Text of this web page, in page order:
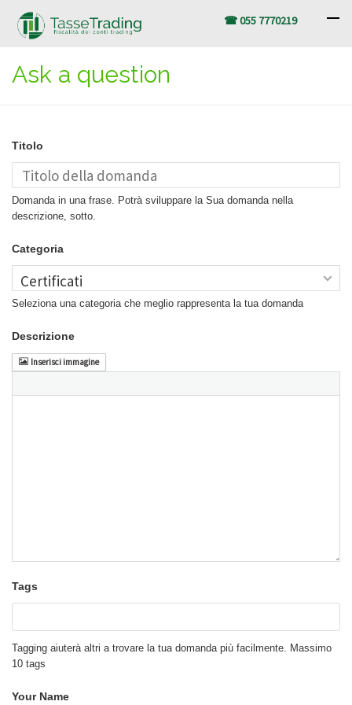
☎ 055 7770219
Ask a question
Titolo
Domanda in una frase. Potrà sviluppare la Sua domanda nella
descrizione, sotto.
Categoria
Seleziona una categoria che meglio rappresenta la tua domanda
Descrizione
Inserisci immagine
Tags
Tagging aiuterà altri a trovare la tua domanda più facilmente. Massimo
10 tags
Your Name